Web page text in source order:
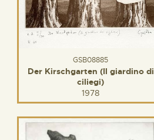
GSB08885
Der Kirschgarten (Il giardino di
ciliegi)
1978